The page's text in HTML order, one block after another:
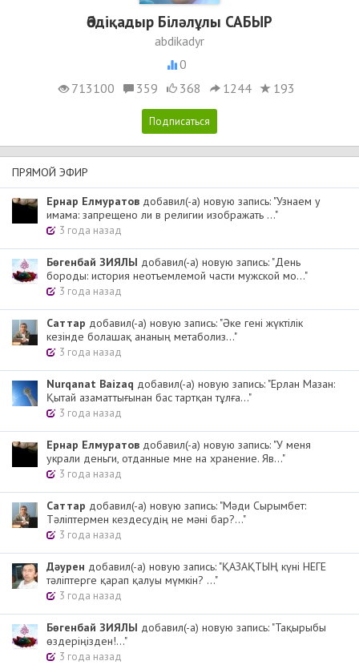
Әбдіқадыр Біләлұлы САБЫР
abdikadyr
0
713100
359 368 1244 193
ПРЯМОЙ ЭФИР
Ернар Елмуратов добавил(-а) новую запись: "Узнаем у
имама: запрещено ли в религии изображать ..."
3 года назад
Бөгенбай ЗИЯЛЫ добавил(-а) новую запись: "День
бороды: история неотъемлемой части мужской мо..."
3 года назад
Cаттар добавил(-а) новую запись: "Әке гені жүктілік
кезінде болашақ ананың метаболиз..."
3 года назад
Nurqanat Baizaq добавил(-а) новую запись: "Ерлан Мазан:
Қытай азаматтығынан бас тартқан тұлға..."
3 года назад
Ернар Елмуратов добавил(-а) новую запись: "У меня
украли деньги, отданные мне на хранение. Яв..."
3 года назад
Cаттар добавил(-а) новую запись: "Мәди Сырымбет:
Тәліптермен кездесудің не мәні бар?..."
3 года назад
Дәурен добавил(-а) новую запись: "ҚАЗАҚТЫҢ күні НЕГЕ
тәліптерге қарап қалуы мүмкін? ..."
3 года назад
Бөгенбай ЗИЯЛЫ добавил(-а) новую запись: "Тақырыбы
өздеріңізден!..."
3 года назад